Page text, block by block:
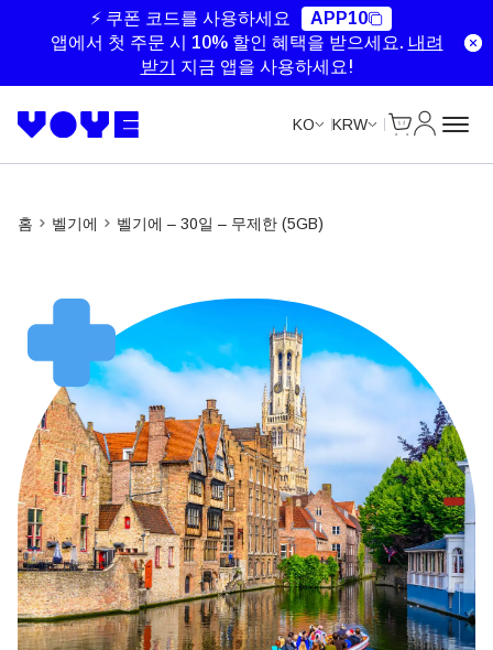
⚡ 쿠폰 코드를 사용하세요
APP10
앱에서 첫 주문 시 10% 할인 혜택을 받으세요. 내려
받기
지금 앱을 사용하세요!
KO KRW
홈 벨기에 벨기에 – 30일 – 무제한 (5GB)
Unlimited Data
Unlimited Data
Unlimited Data
Unlimited Data